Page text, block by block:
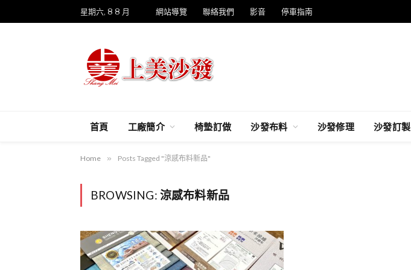
星期六, 8 8 月 網站導覽 聯絡我們 影音 停車指南
首頁 工廠簡介 椅墊訂做 沙發布料 沙發修理 沙發訂製
Home » Posts Tagged "涼感布料新品"
BROWSING: 涼感布料新品